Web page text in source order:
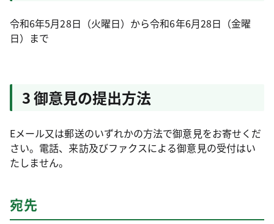
令和6年5月28日（火曜日）から令和6年6月28日（金曜
日）まで
3 御意見の提出方法
Eメール又は郵送のいずれかの方法で御意見をお寄せくだ
さい。電話、来訪及びファクスによる御意見の受付はい
たしません。
宛先